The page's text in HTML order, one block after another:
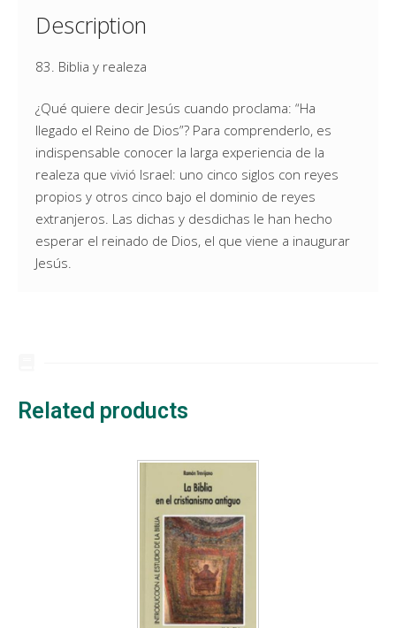
Description
83. Biblia y realeza
¿Qué quiere decir Jesús cuando proclama: “Ha
llegado el Reino de Dios”? Para comprenderlo, es
indispensable conocer la larga experiencia de la
realeza que vivió Israel: uno cinco siglos con reyes
propios y otros cinco bajo el dominio de reyes
extranjeros. Las dichas y desdichas le han hecho
esperar el reinado de Dios, el que viene a inaugurar
Jesús.
Related products